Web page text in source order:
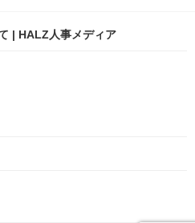
| HALZ人事メディア